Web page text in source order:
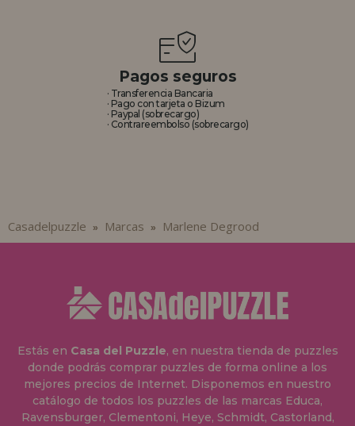
Pagos seguros
· Transferencia Bancaria
· Pago con tarjeta o Bizum
· Paypal (sobrecargo)
· Contrareembolso (sobrecargo)
Casadelpuzzle » Marcas » Marlene Degrood
Estás en Casa del Puzzle, en nuestra tienda de puzzles
donde podrás comprar puzzles de forma online a los
mejores precios de Internet. Disponemos en nuestro
catálogo de todos los puzzles de las marcas Educa,
Ravensburger, Clementoni, Heye, Schmidt, Castorland,